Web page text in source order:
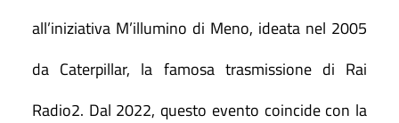
all’iniziativa M’illumino di Meno, ideata nel 2005
da Caterpillar, la famosa trasmissione di Rai
Radio2. Dal 2022, questo evento coincide con la